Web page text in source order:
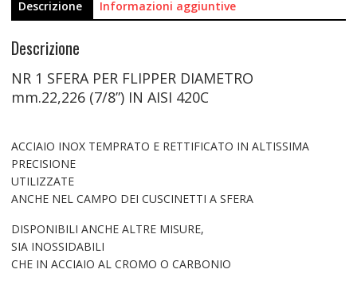
Descrizione Informazioni aggiuntive
Descrizione
NR 1 SFERA PER FLIPPER DIAMETRO
mm.22,226 (7/8”) IN AISI 420C
ACCIAIO INOX TEMPRATO E RETTIFICATO IN ALTISSIMA
PRECISIONE
UTILIZZATE
ANCHE NEL CAMPO DEI CUSCINETTI A SFERA
DISPONIBILI ANCHE ALTRE MISURE,
SIA INOSSIDABILI
CHE IN ACCIAIO AL CROMO O CARBONIO